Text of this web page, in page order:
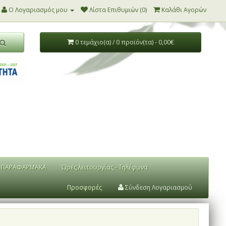
Ο Λογαριασμός μου Λίστα Επιθυμιών (0) Καλάθι Αγορών
0 τεμάχιο(α) / 0 προϊόν(τα) - 0,00€
ΠΑΡΑΦΑΡΜΑΚΑ Ώρες λειτουργίας - Τηλέφωνα
Προσφορές Σύνδεση Λογαριασμού